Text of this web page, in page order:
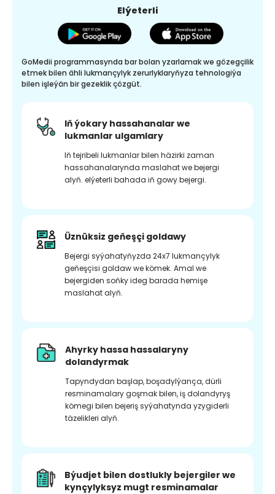
Elýeterli
GoMedii programmasynda bar bolan yzarlamak we gözegçilik
etmek bilen ähli lukmançylyk zerurlyklaryňyza tehnologiýa
bilen işleýän bir gezeklik çözgüt.
Iň ýokary hassahanalar we
lukmanlar ulgamlary
Iň tejribeli lukmanlar bilen häzirki zaman
hassahanalarynda maslahat we bejergi
alyň. elýeterli bahada iň gowy bejergi.
Üznüksiz geňeşçi goldawy
Bejergi syýahatyňyzda 24x7 lukmançylyk
geňeşçisi goldaw we kömek. Amal we
bejergiden soňky ideg barada hemişe
maslahat alyň.
Ahyrky hassa hassalaryny
dolandyrmak
Tapyndydan başlap, boşadylýança, dürli
resminamalary goşmak bilen, iş dolandyryş
kömegi bilen bejeriş syýahatynda yzygiderli
täzelikleri alyň.
Býudjet bilen dostlukly bejergiler we
kynçylyksyz mugt resminamalar